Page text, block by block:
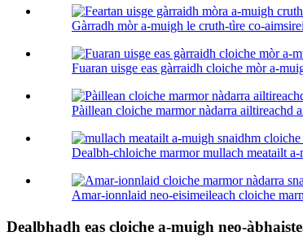
Gàrradh mòr a-muigh le cruth-tìre co-
Fuaran uisge eas gàrraidh cloiche mòr a-
Pàillean cloiche marmor nàdarra ailtireachd
Dealbh-chloiche marmor mullach meatailt
Amar-ionnlaid neo-eisimeileach cloiche
Dealbhadh eas cloiche a-muigh neo-